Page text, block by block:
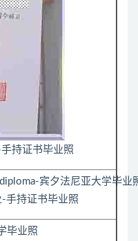
持证书毕业照
手持证书毕业照